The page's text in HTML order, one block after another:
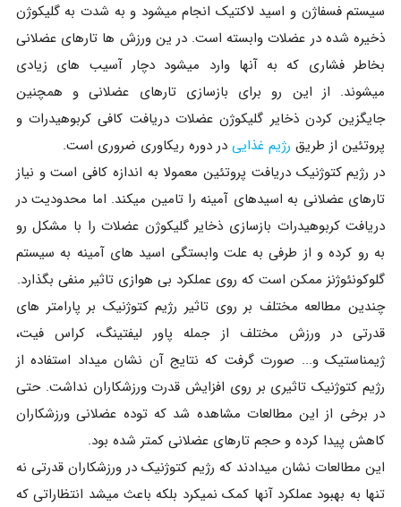
سیستم فسفاژن و اسید لاکتیک انجام میشود و به شدت به گلیکوژن
ذخیره شده در عضلات وابسته است. در ین ورزش ها تارهای عضلانی
بخاطر فشاری که به آنها وارد میشود دچار آسیب های زیادی
میشوند. از این رو برای بازسازی تارهای عضلانی و همچنین
جایگزین کردن ذخایر گلیکوژن عضلات دریافت کافی کربوهیدرات و
پروتئین از طریق رژیم غذاییدر دوره ریکاوری ضروری است.
در رژیم کتوژنیک دریافت پروتئین معمولا به اندازه کافی است و نیاز
تارهای عضلانی به اسیدهای آمینه را تامین میکند. اما محدودیت در
دریافت کربوهیدرات بازسازی ذخایر گلیکوژن عضلات را با مشکل رو
به رو کرده و از طرفی به علت وابستگی اسید های آمینه به سیستم
گلوکونئوژنز ممکن است که روی عملکرد بی هوازی تاثیر منفی بگذارد.
چندین مطالعه مختلف بر روی تاثیر رژیم کتوژنیک بر پارامتر های
قدرتی در ورزش مختلف از جمله پاور لیفتینگ، کراس فیت،
ژیمناستیک و... صورت گرفت که نتایج آن نشان میداد استفاده از
رژیم کتوژنیک تاثیری بر روی افزایش قدرت ورزشکاران نداشت. حتی
در برخی از این مطالعات مشاهده شد که توده عضلانی ورزشکاران
کاهش پیدا کرده و حجم تارهای عضلانی کمتر شده بود.
این مطالعات نشان میدادند که رژیم کتوژنیک در ورزشکاران قدرتی نه
تنها به بهبود عملکرد آنها کمک نمیکرد بلکه باعث میشد انتظاراتی که